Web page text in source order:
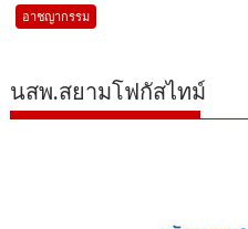
อาชญากรรม
นสพ.สยามโฟกัสไทม์